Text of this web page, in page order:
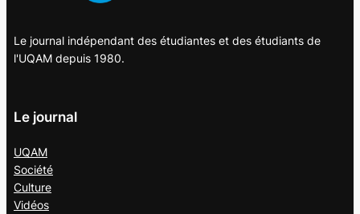
Le journal indépendant des étudiantes et des étudiants de
l'UQAM depuis 1980.
Le journal
UQAM
Société
Culture
Vidéos